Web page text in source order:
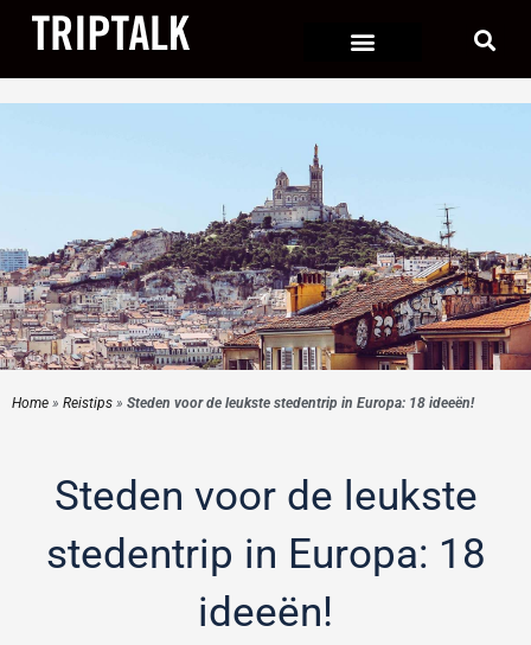
de
inhoud
Home » Reistips » Steden voor de leukste stedentrip in Europa: 18 ideeën!
Steden voor de leukste
stedentrip in Europa: 18
ideeën!